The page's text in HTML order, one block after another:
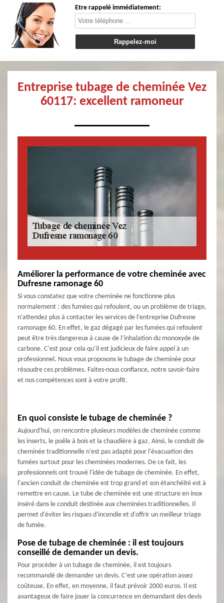
Etre rappelé immédiatement:
Entreprise tubage de cheminée Vez
60117: excellent ramoneur
Améliorer la performance de votre cheminée avec
Dufresne ramonage 60
Si vous constatez que votre cheminée ne fonctionne plus
normalement : des fumées qui refoulent, ou un problème de triage,
n’attendez plus à contacter les services de l’entreprise Dufresne
ramonage 60. En effet, le gaz dégagé par les fumées qui refoulent
peut être très dangereux à cause de l’inhalation du monoxyde de
carbone. C’est pour cela qu’il est judicieux de faire appel à un
professionnel. Nous vous proposons le tubage de cheminée pour
résoudre ces problèmes. Faites-nous confiance, notre savoir-faire
et nos compétences sont à votre profit.
En quoi consiste le tubage de cheminée ?
Aujourd'hui, on rencontre plusieurs modèles de cheminée comme
les inserts, le poêle à bois et la chaudière à gaz. Ainsi, le conduit de
cheminée traditionnelle n'est pas adapté pour l'évacuation des
fumées surtout pour les cheminées modernes. De ce fait, les
professionnels ont trouvé l'idée de tubage de cheminée. En effet,
l'ancien conduit de cheminée est trop grand et son étanchéité est à
remettre en cause. Le tube de cheminée est une structure en inox
inséré dans le conduit destinée aux cheminées traditionnelles. Il
permet d'éviter les risques d'incendie et d'offrir un meilleur triage
de fumée.
Pose de tubage de cheminée : il est toujours
conseillé de demander un devis.
Pour procéder à un tubage de cheminée, il est toujours
recommandé de demander un devis. C’est une opération assez
coûteuse. En effet, en moyenne, il faut prévoir 2000 euros. Il est
avantageux de faire jouer la concurrence en demandant des devis